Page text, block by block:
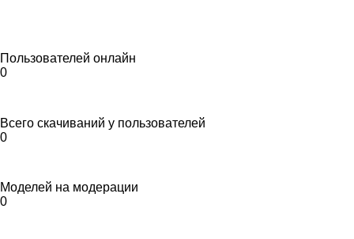
Пользователей онлайн
0
Всего скачиваний у пользователей
0
Моделей на модерации
0